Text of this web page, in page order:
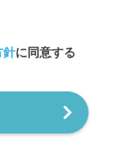
針に同意する